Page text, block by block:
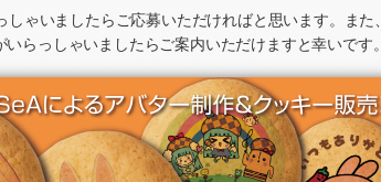
ベント）
ゃいましたらご応募いただければと思います。また、
らっしゃいましたらご案内いただけますと幸いです。